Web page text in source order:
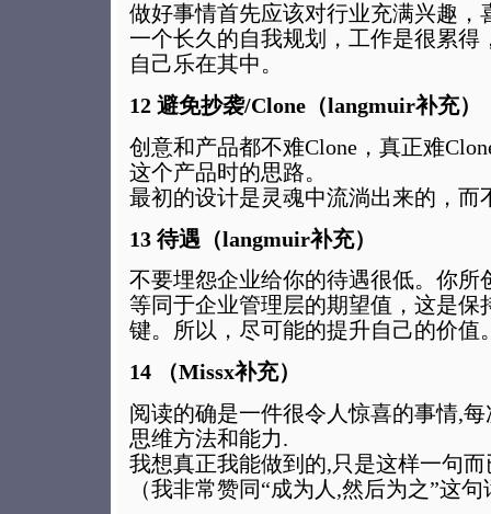
做好事情首先应该对行业充满兴趣，
一个长久的自我规划，工作是很累得
自己乐在其中。
12 避免抄袭/Clone（langmuir补充）
创意和产品都不难Clone，真正难
这个产品时的思路。
最初的设计是灵魂中流淌出来的，而
13 待遇（langmuir补充）
不要埋怨企业给你的待遇很低。你所
等同于企业管理层的期望值，这是保
键。所以，尽可能的提升自己的价值
14 （Missx补充）
阅读的确是一件很令人惊喜的事情,
思维方法和能力.
我想真正我能做到的,只是这样一句
（我非常赞同“成为人,然后为之”这